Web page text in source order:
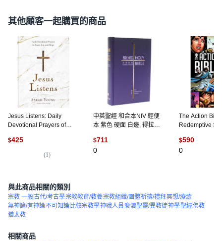
其他顧客一起購買的商品
Jesus Listens: Daily
Devotional Prayers of
版, Thomas Nelson, 英文
$425
(1)
中英聖經 和合本NIV 輕便
本 紫色 硬面 白邊, 得拉戶
$711
0
The Action
Redemptive
$590
0
與此商品相關的類別
宗教 一般古代/考古學宗教教育/教養宗教組織/團體祈禱/禮拜冥想/療癒
無神論/有神論不可知論比較宗教學神職人員褻瀆聖靈/異教徒神學聖經佛教
猶太教
相關商品